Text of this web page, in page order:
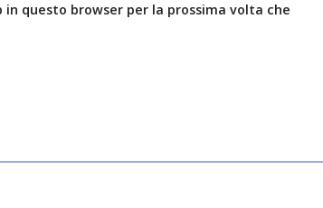
questo browser per la prossima volta che